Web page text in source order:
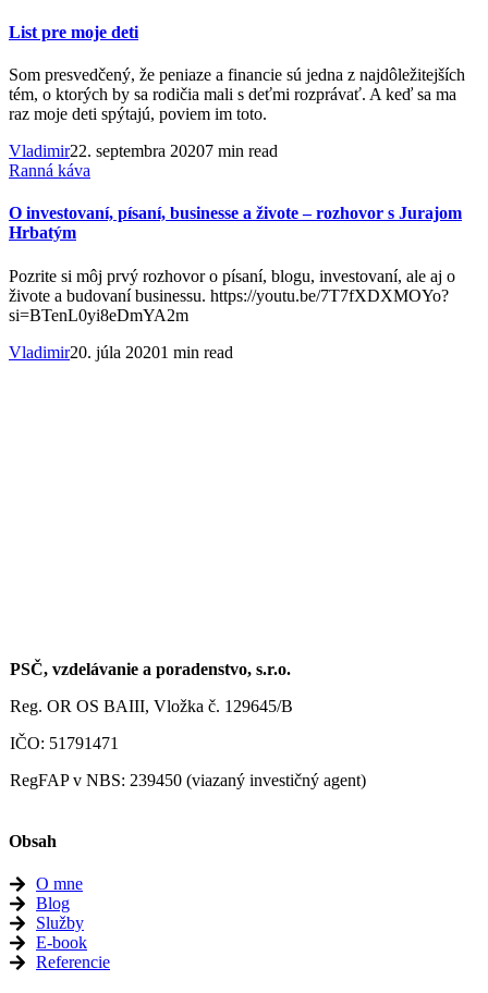
List pre moje deti
Som presvedčený, že peniaze a financie sú jedna z najdôležitejších
tém, o ktorých by sa rodičia mali s deťmi rozprávať. A keď sa ma
raz moje deti spýtajú, poviem im toto.
Vladimir22. septembra 20207 min read
Ranná káva
O investovaní, písaní, businesse a živote – rozhovor s Jurajom
Hrbatým
Pozrite si môj prvý rozhovor o písaní, blogu, investovaní, ale aj o
živote a budovaní businessu. https://youtu.be/7T7fXDXMOYo?
si=BTenL0yi8eDmYA2m
Vladimir20. júla 20201 min read
PSČ, vzdelávanie a poradenstvo, s.r.o.
Reg. OR OS BAIII, Vložka č. 129645/B
IČO: 51791471
RegFAP v NBS: 239450 (viazaný investičný agent)
Obsah
O mne
Blog
Služby
E-book
Referencie